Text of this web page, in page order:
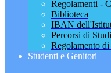
Regolamenti -
Biblioteca
IBAN
Percorsi di
Regolamento
Studenti e Genitori